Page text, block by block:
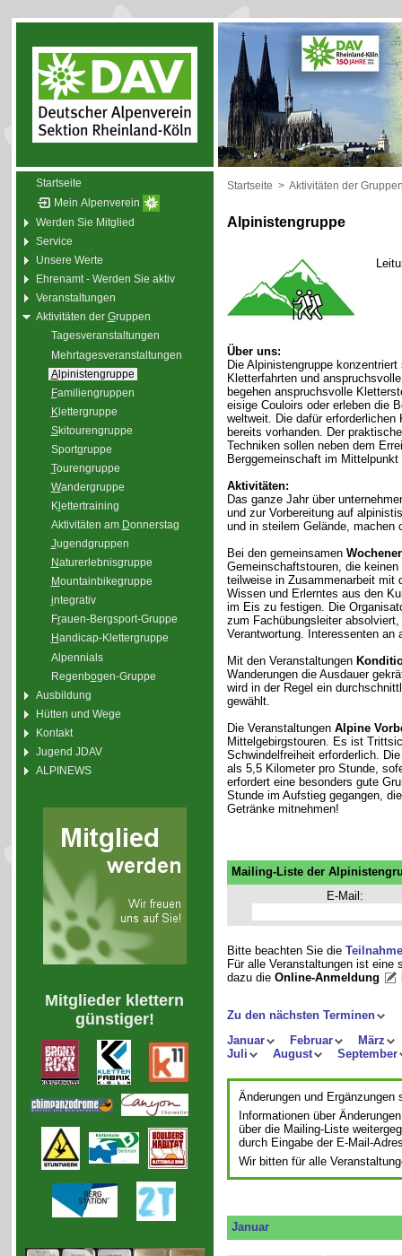
Startseite
Mein Alpenverein
Werden Sie Mitglied
Service
Unsere Werte
Ehrenamt - Werden Sie aktiv
Veranstaltungen
Aktivitäten der Gruppen
Tagesveranstaltungen
Mehrtagesveranstaltungen
Alpinistengruppe
Familiengruppen
Klettergruppe
Skitourengruppe
Sportgruppe
Tourengruppe
Wandergruppe
Kl ettertraining
Aktivitäten am Donnerstag
Jugendgruppen
Naturerlebnisgruppe
Mountainbikegruppe
integrativ
Frauen-Bergsport-Gruppe
Handicap-Klettergruppe
Alpennials
Regenbogen-Gruppe
Ausbildung
Hütten und Wege
Kontakt
Jugend JDAV
ALPINEWS
Mitglieder klettern
günstiger!
Startseite > Aktivitäten der
Alpinistengruppe
Über uns:
Die Alpinistengruppe
Kletterfahrten und
begehen anspruchsvolle
eisige Couloirs oder erleben die
weltweit. Die dafür erforderlichen
bereits vorhanden. Der
Techniken sollen neben dem
Berggemeinschaft im Mittelpunkt
Aktivitäten:
Das ganze Jahr über
und zur Vorbereitung auf
und in steilem Gelände, machen
Bei den gemeinsamen
Gemeinschaftstouren, die keinen
teilweise in Zusammenarbeit mit
Wissen und Erlerntes aus den
im Eis zu festigen. Die
zum Fachübungsleiter
Verantwortung. Interessenten an
Mit den Veranstaltungen
Wanderungen die Ausdauer
wird in der Regel ein
gewählt.
Die Veranstaltungen Alpine
Mittelgebirgstouren. Es ist
Schwindelfreiheit erforderlich.
als 5,5 Kilometer pro Stunde,
erfordert eine besonders gute
Stunde im Aufstieg gegangen,
Getränke mitnehmen!
Mailing-Liste der
E-Mail:
Bitte beachten Sie die
Für alle Veranstaltungen ist
dazu die Online-Anmeldung
Zu den nächsten Terminen
Januar
Februar
März
Juli
August September
Änderungen und Ergänzungen
Informationen über
über die Mailing-Liste
durch Eingabe der E-Mail-
Wir bitten für alle
Januar